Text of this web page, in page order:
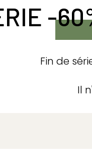
-
Fin de
Il